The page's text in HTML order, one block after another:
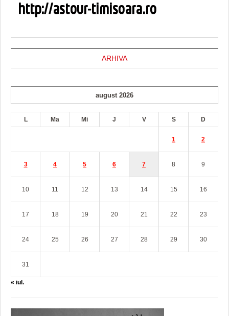
ARHIVA
august 2026
L Ma Mi J V S D
1 2
3 4 5 6 7 8 9
10 11 12 13 14 15 16
17 18 19 20 21 22 23
24 25 26 27 28 29 30
31
« iul.